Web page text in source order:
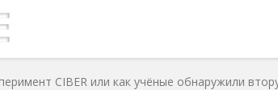
CIBER или как учёные обнаружили